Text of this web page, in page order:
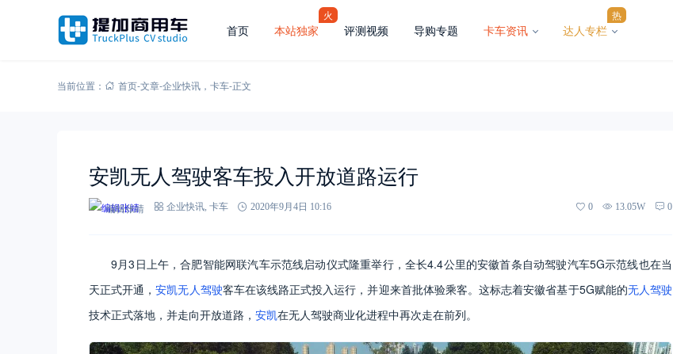
首页 本站独家
火
评测视频 导购专题 卡车资讯 达人专栏
热
当前位置： 首页-文章-企业快讯 ， 卡车-正文
安凯无人驾驶客车投入开放道路运行
编辑张靖 企业快讯 卡车 2020年9月4日 10:16 0 13.05W 0
9月3日上午，合肥智能网联汽车示范线启动仪式隆重举行，全长4.4公里的安徽首条自动驾驶汽车5G示范线也在当
天正式开通，安凯无人驾驶客车在该线路正式投入运行，并迎来首批体验乘客。这标志着安徽省基于5G赋能的无人驾驶
技术正式落地，并走向开放道路， 安凯在无人驾驶商业化进程中再次走在前列。